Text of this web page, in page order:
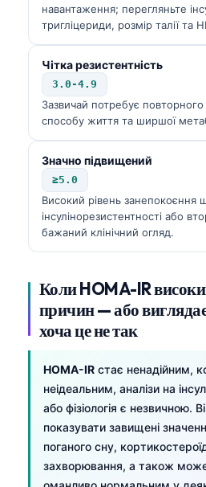
навантаження; перегляньте
тригліцериди, розмір талії та
Чітка резистентність
3.0-4.9
Зазвичай потребує повторного
способу життя та ширшої
Значно підвищений
≥5.0
Високий рівень занепокоєння
інсулінорезистентності або
бажаний клінічний огляд.
Коли HOMA-IR
причин — або
хоча це не так
HOMA-IR стає ненадійним,
неідеальним, аналізи на
або фізіологія є незвичною.
показувати завищені
поганого сну,
захворювання, а також